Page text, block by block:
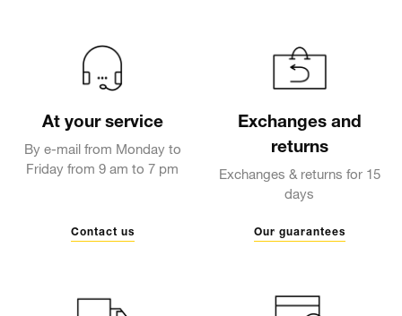
By e-mail from Monday to
Friday from 9 am to 7 pm
returns
Exchanges & returns for 15
days